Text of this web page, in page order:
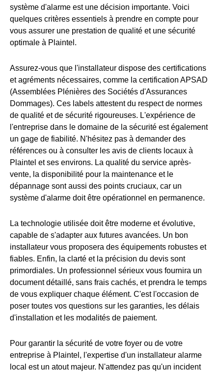
système d'alarme est une décision importante. Voici
quelques critères essentiels à prendre en compte pour
vous assurer une prestation de qualité et une sécurité
optimale à Plaintel.
Assurez-vous que l'installateur dispose des certifications
et agréments nécessaires, comme la certification APSAD
(Assemblées Plénières des Sociétés d'Assurances
Dommages). Ces labels attestent du respect de normes
de qualité et de sécurité rigoureuses. L'expérience de
l'entreprise dans le domaine de la sécurité est également
un gage de fiabilité. N'hésitez pas à demander des
références ou à consulter les avis de clients locaux à
Plaintel et ses environs. La qualité du service après-
vente, la disponibilité pour la maintenance et le
dépannage sont aussi des points cruciaux, car un
système d'alarme doit être opérationnel en permanence.
La technologie utilisée doit être moderne et évolutive,
capable de s'adapter aux futures avancées. Un bon
installateur vous proposera des équipements robustes et
fiables. Enfin, la clarté et la précision du devis sont
primordiales. Un professionnel sérieux vous fournira un
document détaillé, sans frais cachés, et prendra le temps
de vous expliquer chaque élément. C'est l'occasion de
poser toutes vos questions sur les garanties, les délais
d'installation et les modalités de paiement.
Pour garantir la sécurité de votre foyer ou de votre
entreprise à Plaintel, l'expertise d'un installateur alarme
local est un atout majeur. N'attendez pas qu'un incident